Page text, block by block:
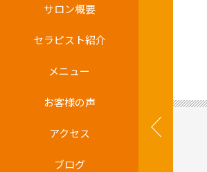
サロン概要
セラピスト紹介
メニュー
お客様の声
アクセス
ブログ